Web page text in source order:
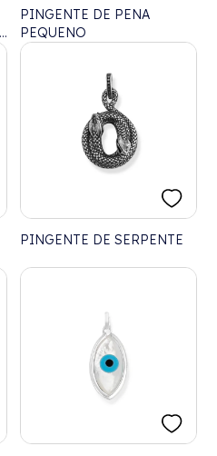
PINGENTE DE PENA
PEQUENO
PINGENTE DE SERPENTE